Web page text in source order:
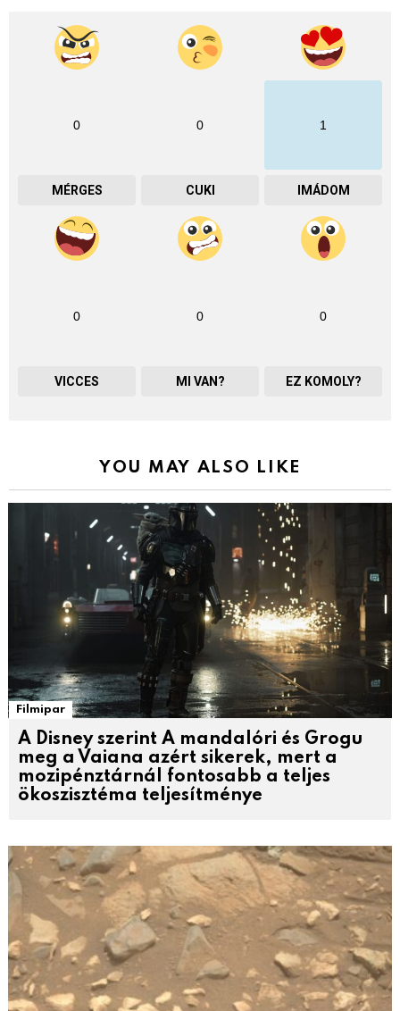
0
MÉRGES
0
CUKI
1
IMÁDOM
0
VICCES
0
MI VAN?
0
EZ KOMOLY?
YOU MAY ALSO LIKE
Filmipar
A Disney szerint A mandalóri és Grogu
meg a Vaiana azért sikerek, mert a
mozipénztárnál fontosabb a teljes
ökoszisztéma teljesítménye